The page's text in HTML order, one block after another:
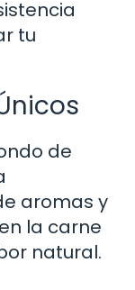
tu
de
aromas y
la carne
natural.